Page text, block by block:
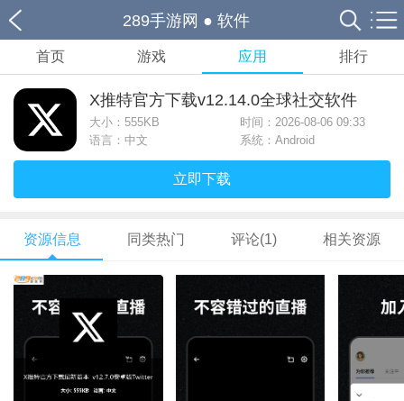
289手游网 ● 软件
首页 游戏 应用 排行
X推特官方下载v12.14.0全球社交软件
大小： 555KB
时间：2026-08-06 09:33
语言：中文
系统：Android
立即下载
资源信息 同类热门 评论(1) 相关资源